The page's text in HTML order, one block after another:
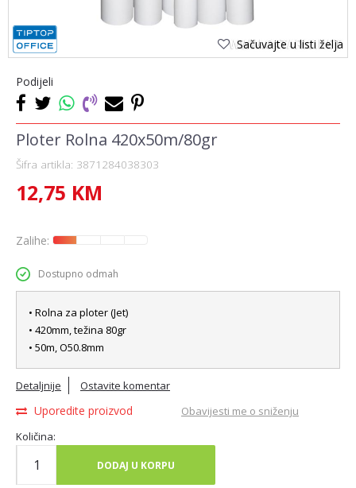
Sačuvajte u listi želja
Podijeli
Ploter Rolna 420x50m/80gr
Šifra artikla: 3871284038303
12,75 KM
Zalihe:
Dostupno odmah
• Rolna za ploter (Jet)
• 420mm, težina 80gr
• 50m, O50.8mm
Detaljnije Ostavite komentar
Uporedite proizvod
Obavijesti me o sniženju
Količina:
DODAJ U KORPU